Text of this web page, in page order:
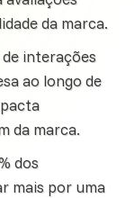
da marca.
interações
ao longo de
da marca.
dos
mais por uma